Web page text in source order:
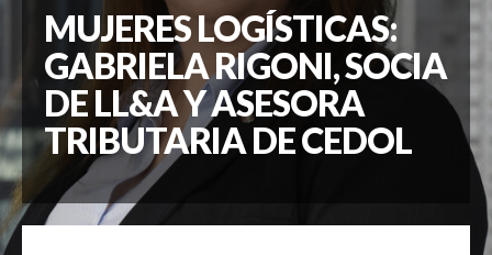
MUJERES LOGÍSTICAS:
GABRIELA RIGONI, SOCIA
DE LL&A Y ASESORA
TRIBUTARIA DE CEDOL